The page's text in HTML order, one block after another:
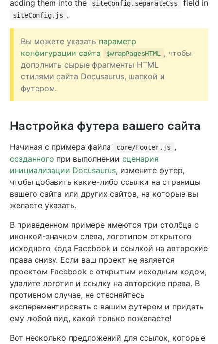
adding them into the siteConfig.separateCss field in
siteConfig.js .
Вы можете указать параметр
конфигурации сайта
$wrapPagesHTML
, чтобы
дополнить сырые фрагменты HTML
стилями сайта Docusaurus, шапкой и
футером.
Настройка футера вашего сайта
Начиная с примера файла core/Footer.js ,
созданного при выполнении сценария
инициализации Docusaurus, измените футер,
чтобы добавить какие-либо ссылки на страницы
вашего сайта или других сайтов, на которые вы
желаете указать.
В приведенном примере имеются три столбца с
иконкой-значком слева, логотипом открытого
исходного кода Facebook и ссылкой на авторские
права снизу. Если ваш проект не является
проектом Facebook с открытым исходным кодом,
удалите логотип и ссылку на авторские права. В
противном случае, не стесняйтесь
эксперементировать с вашим футером и придать
ему любой вид, какой только пожелаете!
Вот несколько предложений для ссылок, которые